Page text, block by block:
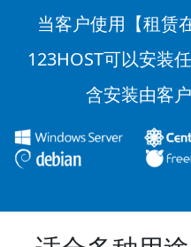
当客户使用【租赁
123HOST可以安装
含安装由客